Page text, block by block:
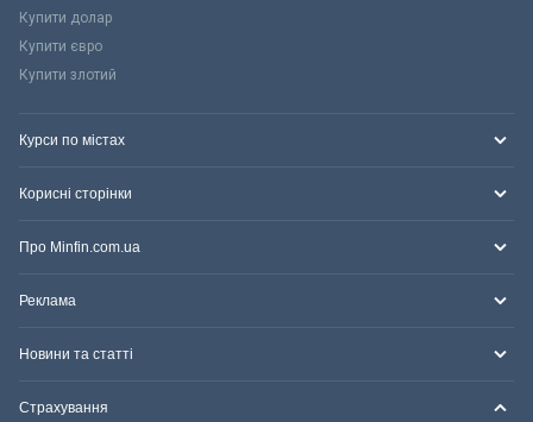
Купити долар
Купити євро
Купити злотий
Курси по містах
Корисні сторінки
Про Minfin.com.ua
Реклама
Новини та статті
Страхування